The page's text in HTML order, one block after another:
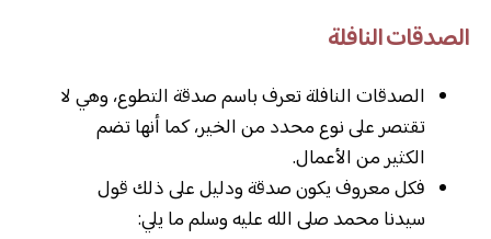
الصدقات النافلة
الصدقات النافلة تعرف باسم صدقة التطوع، وهي لا
تقتصر على نوع محدد من الخير، كما أنها تضم
الكثير من الأعمال.
فكل معروف يكون صدقة ودليل على ذلك قول
سيدنا محمد صلى الله عليه وسلم ما يلي: